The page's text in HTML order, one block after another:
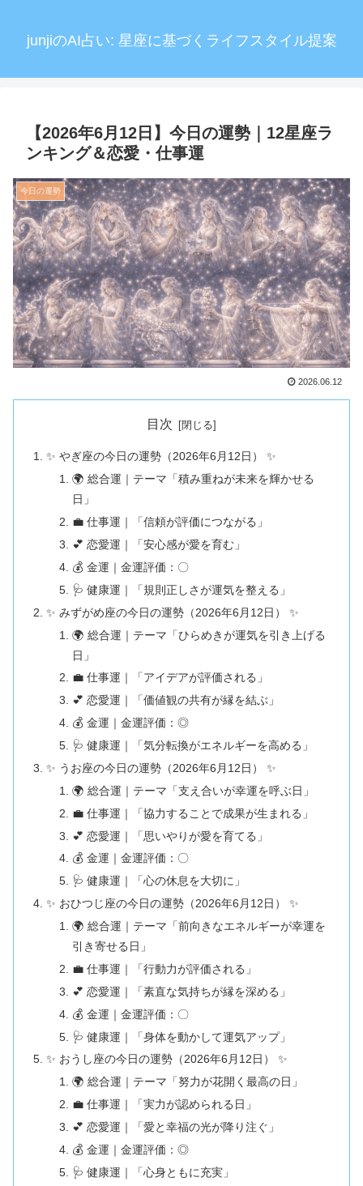
junjiのAI占い: 星座に基づくライフスタイル提案
【2026年6月12日】今日の運勢｜12星座ラ
ンキング＆恋愛・仕事運
今日の運勢
2026.06.12
目次
✨ やぎ座の今日の運勢（2026年6月12日） ✨
🌍 総合運｜テーマ「積み重ねが未来を輝かせる
日」
💼 仕事運｜「信頼が評価につながる」
💕 恋愛運｜「安心感が愛を育む」
💰 金運｜金運評価：〇
🩺 健康運｜「規則正しさが運気を整える」
✨ みずがめ座の今日の運勢（2026年6月12日） ✨
🌍 総合運｜テーマ「ひらめきが運気を引き上げる
日」
💼 仕事運｜「アイデアが評価される」
💕 恋愛運｜「価値観の共有が縁を結ぶ」
💰 金運｜金運評価：◎
🩺 健康運｜「気分転換がエネルギーを高める」
✨ うお座の今日の運勢（2026年6月12日） ✨
🌍 総合運｜テーマ「支え合いが幸運を呼ぶ日」
💼 仕事運｜「協力することで成果が生まれる」
💕 恋愛運｜「思いやりが愛を育てる」
💰 金運｜金運評価：〇
🩺 健康運｜「心の休息を大切に」
✨ おひつじ座の今日の運勢（2026年6月12日） ✨
🌍 総合運｜テーマ「前向きなエネルギーが幸運を
引き寄せる日」
💼 仕事運｜「行動力が評価される」
💕 恋愛運｜「素直な気持ちが縁を深める」
💰 金運｜金運評価：〇
🩺 健康運｜「身体を動かして運気アップ」
✨ おうし座の今日の運勢（2026年6月12日） ✨
🌍 総合運｜テーマ「努力が花開く最高の日」
💼 仕事運｜「実力が認められる日」
💕 恋愛運｜「愛と幸福の光が降り注ぐ」
💰 金運｜金運評価：◎
🩺 健康運｜「心身ともに充実」